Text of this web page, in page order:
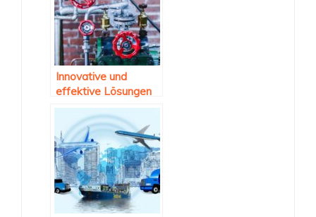
Innovative und
effektive Lösungen
durch die
Leckprüfung